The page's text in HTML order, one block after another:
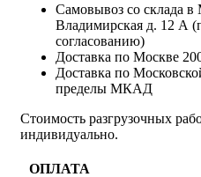
Самовывоз со склада в
Владимирская д. 12 А
согласованию)
Доставка по Москве
Доставка по
пределы МКАД
Стоимость разгрузочных
индивидуально.
ОПЛАТА